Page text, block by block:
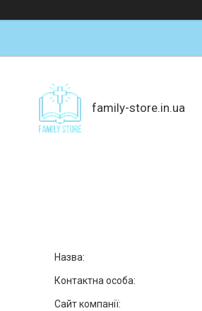
family-store.in.ua